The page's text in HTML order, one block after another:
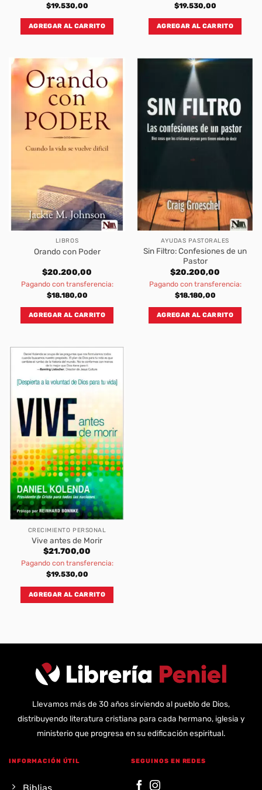
$19.530,00
AGREGAR AL CARRITO
$19.530,00
AGREGAR AL CARRITO
LIBROS
Orando con Poder
$20.200,00
Pagando con transferencia:
$18.180,00
AGREGAR AL CARRITO
AYUDAS PASTORALES
Sin Filtro: Confesiones de un
Pastor
$20.200,00
Pagando con transferencia:
$18.180,00
AGREGAR AL CARRITO
CRECIMIENTO PERSONAL
Vive antes de Morir
$21.700,00
Pagando con transferencia:
$19.530,00
AGREGAR AL CARRITO
Llevamos más de 30 años sirviendo al pueblo de Dios,
distribuyendo literatura cristiana para cada hermano, iglesia y
ministerio que progresa en su edificación espiritual.
INFORMACIÓN ÚTIL SEGUINOS EN REDES